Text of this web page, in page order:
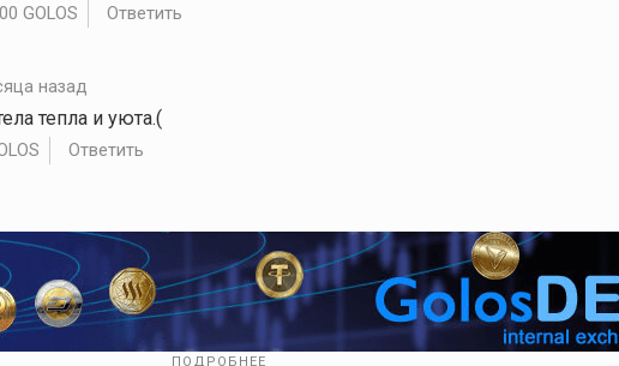
GOLOS Ответить
назад
тепла и уюта.(
Ответить
ПОДРОБНЕЕ